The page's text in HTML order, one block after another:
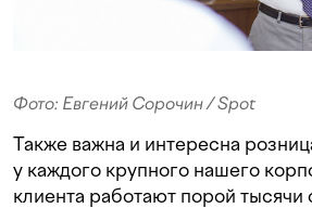
Фото: Евгений Сорочин / Spot
Также важна и интересна
у каждого крупного нашего
клиента работают порой